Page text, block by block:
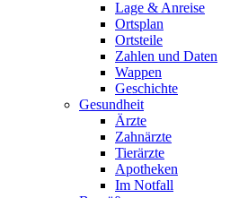
Lage & Anreise
Ortsplan
Ortsteile
Zahlen und Daten
Wappen
Geschichte
Gesundheit
Ärzte
Zahnärzte
Tierärzte
Apotheken
Im Notfall